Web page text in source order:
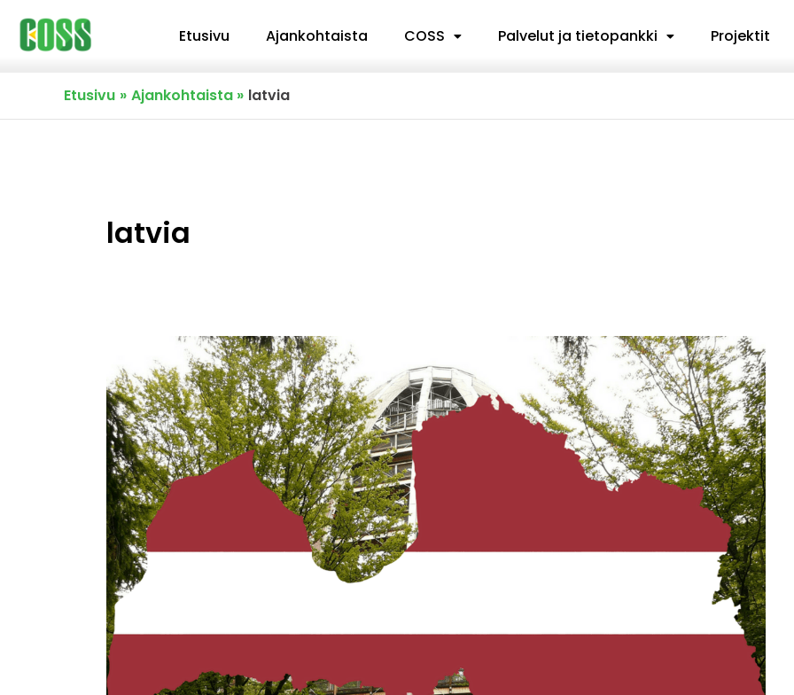
Siirry
sisältöön
Etusivu Ajankohtaista COSS Palvelut ja tietopankki Projektit
Etusivu Ajankohtaista latvia
latvia
lähdekoodilla
säästöjä
Latviassa